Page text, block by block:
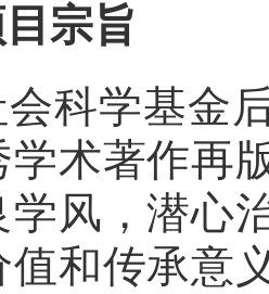
宗旨
会科学基金
学术著作再
学风，潜心
值和传承意